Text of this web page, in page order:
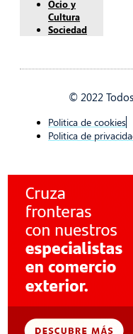
Ocio y
Cultura
Sociedad
© 2022
Politica de cookies
Politica de